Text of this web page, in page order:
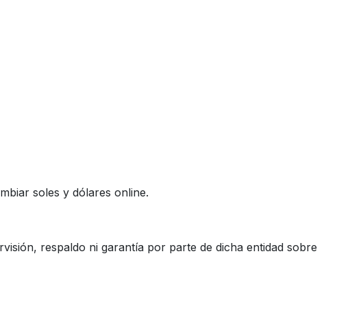
soles y dólares online.
respaldo ni garantía por parte de dicha entidad sobre